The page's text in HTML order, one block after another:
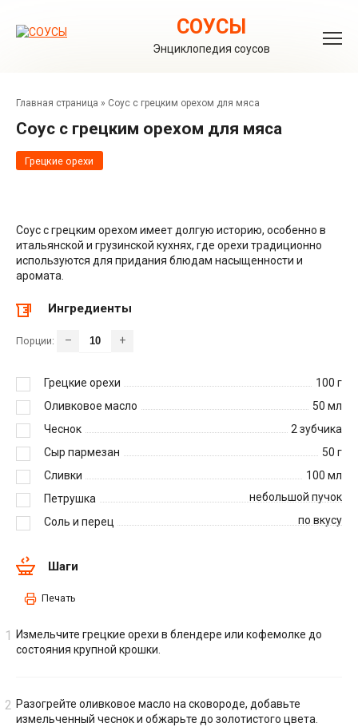
контенту
СОУСЫ
Энциклопедия соусов
Главная страница » Соус с грецким орехом для мяса
Соус с грецким орехом для мяса
Грецкие орехи
Соус с грецким орехом имеет долгую историю, особенно в
итальянской и грузинской кухнях, где орехи традиционно
используются для придания блюдам насыщенности и
аромата.
Ингредиенты
Порции: – +
Грецкие орехи 100 г
Оливковое масло
50 мл
Чеснок
2 зубчика
Сыр пармезан
50 г
Сливки
100 мл
Петрушка
небольшой пучок
Соль и перец
по вкусу
Шаги
Печать
Измельчите грецкие орехи в блендере или кофемолке до
состояния крупной крошки.
Разогрейте оливковое масло на сковороде, добавьте
измельченный чеснок и обжарьте до золотистого цвета.